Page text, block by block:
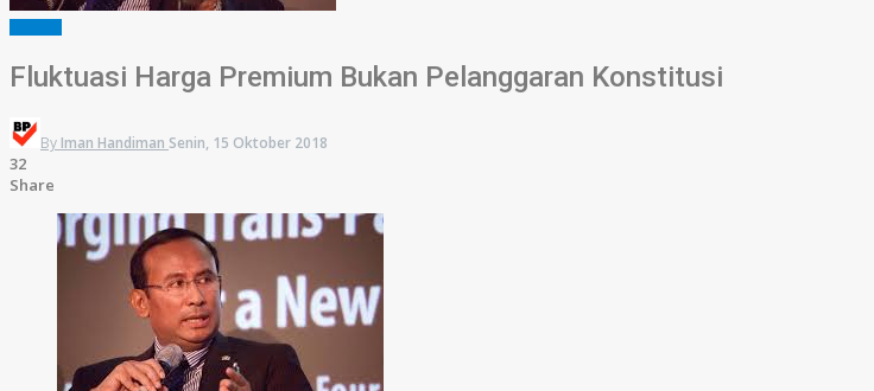
Fluktuasi Harga Premium Bukan Pelanggaran Konstitusi
By Iman Handiman Senin, 15 Oktober 2018
32
Share